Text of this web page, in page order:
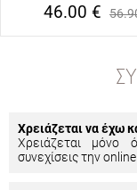
46.00 €
Χρειάζεται να έχω
Χρειάζεται μόνο
συνεχίσεις την